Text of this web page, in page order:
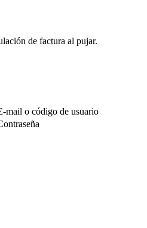
de factura al pujar.
mail o código de usuario